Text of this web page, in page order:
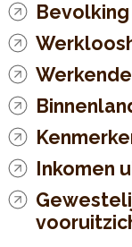
Inkomen